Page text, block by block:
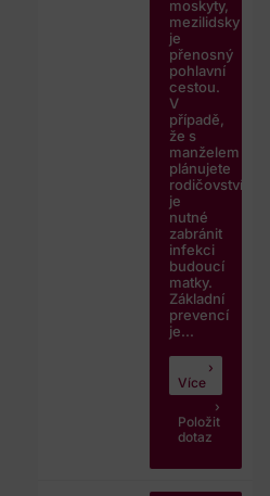
moskyty,
mezilidsky
je
přenosný
pohlavní
cestou.
V
případě,
že s
manželem
plánujete
rodičovství,
je
nutné
zabránit
infekci
budoucí
matky.
Základní
prevencí
je...
Více
Položit
dotaz